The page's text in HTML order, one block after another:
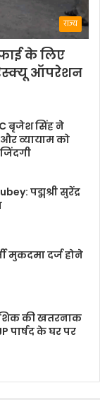
राज्य
के लिए
ऑपरेशन
बृजेश सिंह ने
व्यायाम को
पद्मश्री सुरेंद्र
मुकदमा दर्ज होने
की खतरनाक
पार्षद के घर पर